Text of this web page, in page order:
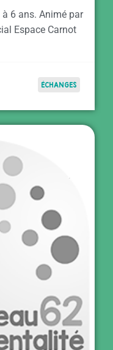
à 6 ans. Animé par
Espace Carnot
ÉCHANGES